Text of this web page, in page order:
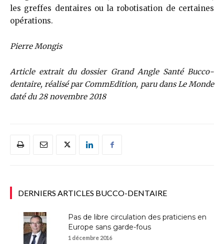
les greffes dentaires ou la robotisation de certaines
opérations.
Pierre Mongis
Article extrait du dossier Grand Angle Santé Bucco-
dentaire, réalisé par CommEdition, paru dans Le Monde
daté du 28 novembre 2018
DERNIERS ARTICLES BUCCO-DENTAIRE
Pas de libre circulation des praticiens en
Europe sans garde-fous
1 décembre 2016